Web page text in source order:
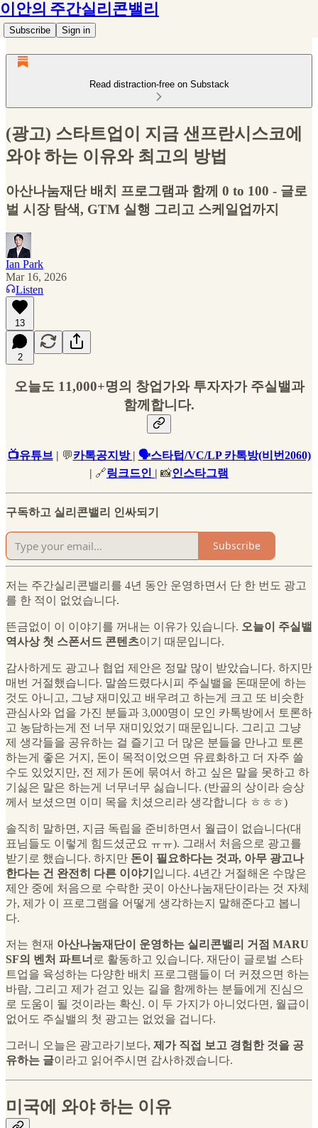
이안의 주간실리콘밸리
Subscribe Sign in
Read distraction-free on Substack
(광고) 스타트업이 지금 샌프란시스코에
와야 하는 이유와 최고의 방법
아산나눔재단 배치 프로그램과 함께 0 to 100 - 글로
벌 시장 탐색, GTM 실행 그리고 스케일업까지
Ian Park
Mar 16, 2026
Listen
13
2
오늘도 11,000+명의 창업가와 투자자가 주실밸과
함께합니다.
📺유튜브| 💬카톡공지방 | 🗣스타텁/VC/LP 카톡방(비번2060)
| 🔗링크드인 | 📸인스타그램
구독하고 실리콘밸리 인싸되기
Subscribe
저는 주간실리콘밸리를 4년 동안 운영하면서 단 한 번도 광고
를 한 적이 없었습니다.
뜬금없이 이 이야기를 꺼내는 이유가 있습니다. 오늘이 주실밸
역사상 첫 스폰서드 콘텐츠이기 때문입니다.
감사하게도 광고나 협업 제안은 정말 많이 받았습니다. 하지만
매번 거절했습니다. 말씀드렸다시피 주실밸을 돈때문에 하는
것도 아니고, 그냥 재미있고 배우려고 하는게 크고 또 비슷한
관심사와 업을 가진 분들과 3,000명이 모인 카톡방에서 토론하
고 농담하는게 전 너무 재미있었기 때문입니다. 그리고 그냥
제 생각들을 공유하는 걸 즐기고 더 많은 분들을 만나고 토론
하는게 좋은 거지, 돈이 목적이었으면 유료화하고 더 자주 쓸
수도 있었지만, 전 제가 돈에 묶여서 하고 싶은 말을 못하고 하
기싫은 말은 하는게 너무너무 싫습니다. (반골의 상이라 승상
께서 보셨으면 이미 목을 치셨으리라 생각합니다 ㅎㅎㅎ)
솔직히 말하면, 지금 독립을 준비하면서 월급이 없습니다(대
표님들도 이렇게 힘드셨군요 ㅠㅠ). 그래서 처음으로 광고를
받기로 했습니다. 하지만 돈이 필요하다는 것과, 아무 광고나
한다는 건 완전히 다른 이야기 입니다. 4년간 거절해온 수많은
제안 중에 처음으로 수락한 곳이 아산나눔재단이라는 것 자체
가, 제가 이 프로그램을 어떻게 생각하는지 말해준다고 봅니
다.
저는 현재 아산나눔재단이 운영하는 실리콘밸리 거점 MARU
SF의 벤처 파트너 로 활동하고 있습니다. 재단이 글로벌 스타
트업을 육성하는 다양한 배치 프로그램들이 더 커졌으면 하는
바람, 그리고 제가 걷고 있는 길을 함께하는 분들에게 진심으
로 도움이 될 것이라는 확신. 이 두 가지가 아니었다면, 월급이
없어도 주실밸의 첫 광고는 없었을 겁니다.
그러니 오늘은 광고라기보다, 제가 직접 보고 경험한 것을 공
유하는 글이라고 읽어주시면 감사하겠습니다.
미국에 와야 하는 이유